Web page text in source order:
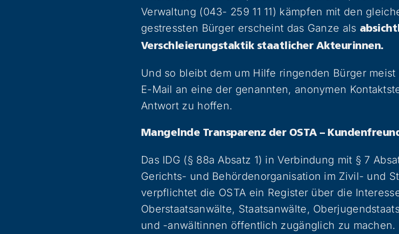
Verwaltung (043- 259 11 11) kämpfen mit den
gestressten Bürger erscheint das Ganze als
Verschleierungstaktik staatlicher Akteurinnen.
Und so bleibt dem um Hilfe ringenden Bürger
E-Mail an eine der genannten, anonymen
Antwort zu hoffen.
Mangelnde Transparenz der OSTA –
Das IDG (§ 88a Absatz 1) in Verbindung mit § 7
Gerichts- und Behördenorganisation im Zivil- und
verpflichtet die OSTA ein Register über die
Oberstaatsanwälte, Staatsanwälte,
und -anwältinnen öffentlich zugänglich zu machen.